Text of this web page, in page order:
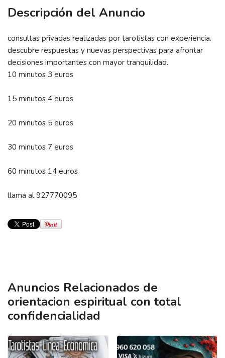
Descripción del Anuncio
consultas privadas realizadas por tarotistas con experiencia.
descubre respuestas y nuevas perspectivas para afrontar
decisiones importantes con mayor tranquilidad.
10 minutos 3 euros
15 minutos 4 euros
20 minutos 5 euros
30 minutos 7 euros
60 minutos 14 euros
llama al 927770095
Anuncios Relacionados de
orientacion espiritual con total
confidencialidad